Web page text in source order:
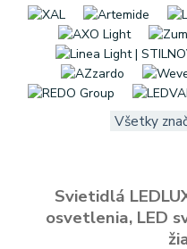
Všetky
Svietidlá
osvetlenia, LED